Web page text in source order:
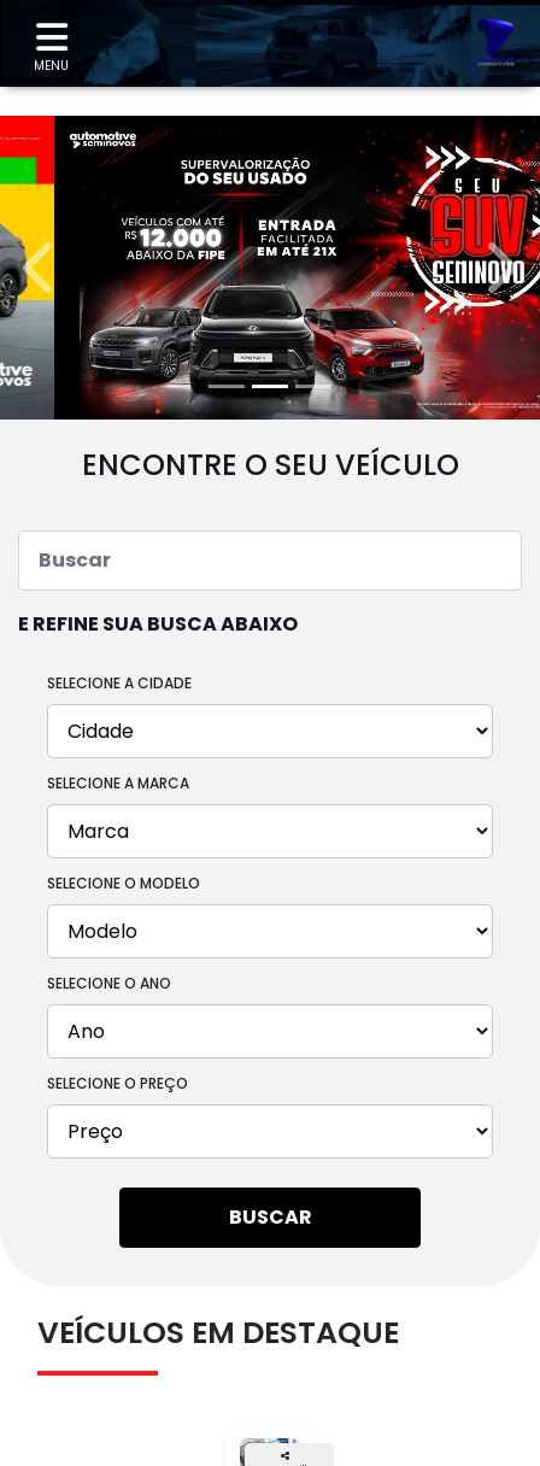
MENU
templates.template-
ENCONTRE O SEU VEÍCULO
E REFINE SUA BUSCA ABAIXO
SELECIONE A CIDADE
SELECIONE A MARCA
SELECIONE O MODELO
SELECIONE O ANO
SELECIONE O PREÇO
BUSCAR
VEÍCULOS EM DESTAQUE